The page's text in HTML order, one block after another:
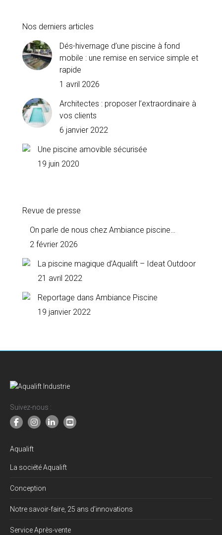
Nos derniers articles
Dés-hivernage d’une piscine à fond
mobile : une remise en service simple et
rapide
1 avril 2026
Architectes : proposer l’extraordinaire à
vos clients
6 janvier 2022
Une piscine amovible sécurisée
19 juin 2020
Revue de presse
On parle de nous chez Ambiance piscine…
2 février 2026
La piscine magique d’Aqualift – Ideat Outdoor
21 avril 2022
Reportage dans Ambiance Piscine
19 janvier 2022
Suivez-nous :
Aqualift
La société Aqualift
Conception
Notre savoir-faire, 25 ans d’innovations
Service Après-vente